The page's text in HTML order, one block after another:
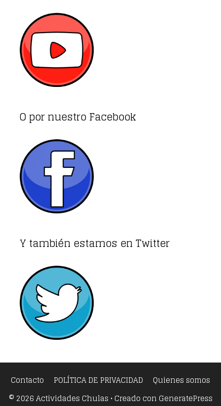
O por nuestro Facebook
Y también estamos en Twitter
Contacto POLÍTICA DE PRIVACIDAD
Quienes somos
© 2026 Actividades Chulas • Creado con GeneratePress